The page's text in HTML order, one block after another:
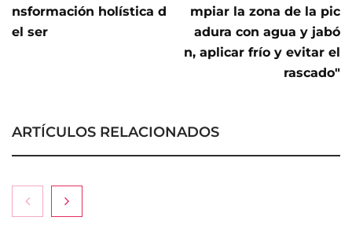
nsformación holística d
el ser
mpiar la zona de la pic
adura con agua y jabó
n, aplicar frío y evitar el
rascado"
ARTÍCULOS RELACIONADOS